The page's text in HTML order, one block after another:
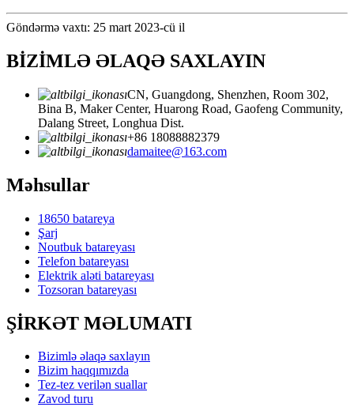
Göndərmə vaxtı: 25 mart 2023-cü il
BİZİMLƏ ƏLAQƏ SAXLAYIN
CN, Guangdong, Shenzhen, Room 302,
Bina B, Maker Center, Huarong Road, Gaofeng Community,
Dalang Street, Longhua Dist.
+86 18088882379
damaitee@163.com
Məhsullar
18650 batareya
Şarj
Noutbuk batareyası
Telefon batareyası
Elektrik aləti batareyası
Tozsoran batareyası
ŞİRKƏT MƏLUMATI
Bizimlə əlaqə saxlayın
Bizim haqqımızda
Tez-tez verilən suallar
Zavod turu